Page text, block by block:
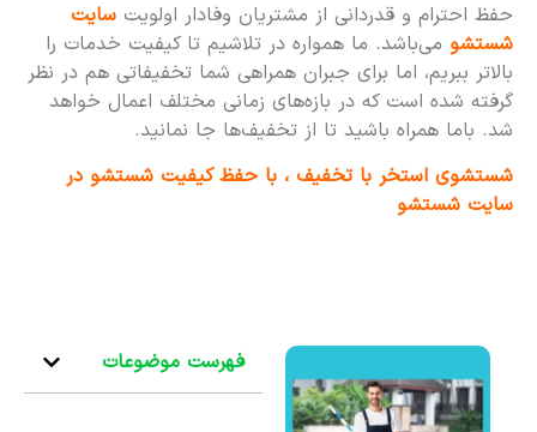
حفظ احترام و قدردانی از مشتریان وفادار اولویت سایت
شستشومی‌باشد. ما همواره در تلاشیم تا کیفیت خدمات را
بالاتر ببریم، اما برای جبران همراهی شما تخفیفاتی هم در نظر
گرفته شده است که در بازه‌های زمانی مختلف اعمال خواهد
شد. باما همراه باشید تا از تخفیف‌ها جا نمانید.
شستشوی استخر با تخفیف ، با حفظ کیفیت شستشو در
سایت شستشو
فهرست موضوعات